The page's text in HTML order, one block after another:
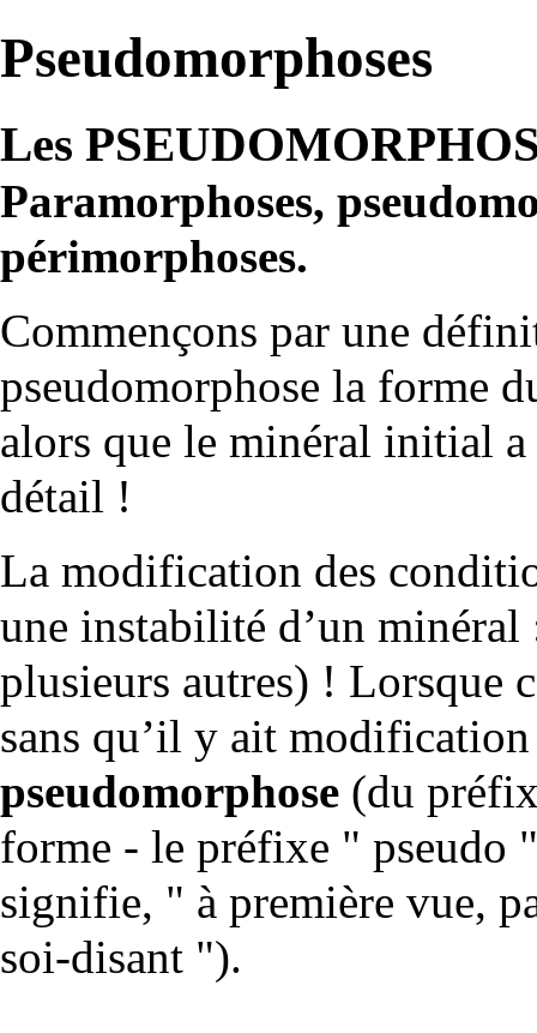
Pseudomorphoses
Les
Paramorphoses,
périmorphoses.
Commençons par une
pseudomorphose la forme
alors que le minéral initial a
détail !
La modification des
une instabilité d’un
plusieurs autres) ! Lorsque
sans qu’il y ait
pseudomorphose (du
forme - le préfixe " pseudo
signifie, " à première vue,
soi-disant ").